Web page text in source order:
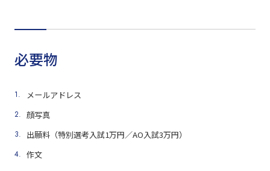
必要物
メールアドレス
顔写真
出願料（特別選考入試1万円／AO入試3万円）
作文